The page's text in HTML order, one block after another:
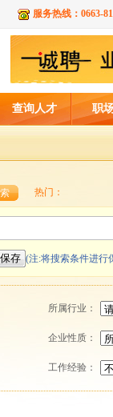
服务热线：0663-
查询人才 职
热门：
(注:将搜索条件进行
所属行业：
企业性质：
工作经验：